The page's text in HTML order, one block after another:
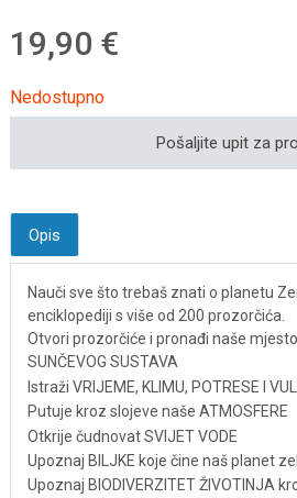
19,90 €
Nedostupno
Pošaljite upit za
Opis
Nauči sve što trebaš znati o planetu
enciklopediji s više od 200 prozorčića.
Otvori prozorčiće i pronađi naše
SUNČEVOG SUSTAVA
Istraži VRIJEME, KLIMU, POTRESE I
Putuje kroz slojeve naše ATMOSFERE
Otkrije čudnovat SVIJET VODE
Upoznaj BILJKE koje čine naš planet
Upoznaj BIODIVERZITET ŽIVOTINJA